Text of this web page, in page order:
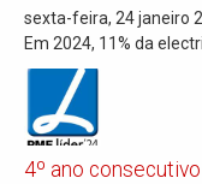
sexta-feira, 24 janeiro
Em 2024, 11% da
4º ano